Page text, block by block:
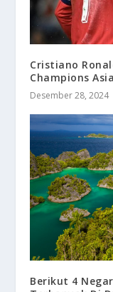
Cristiano
Champions Asia
Desember 28, 2024
Berikut 4